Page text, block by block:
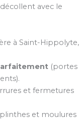
avec le
à Saint-Hippolyte,
(portes
et fermetures
et moulures